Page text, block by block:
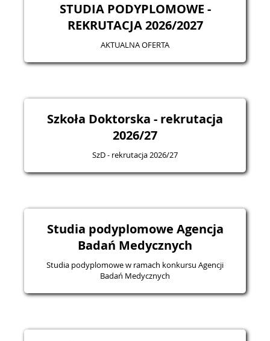
STUDIA PODYPLOMOWE -
REKRUTACJA 2026/2027
AKTUALNA OFERTA
Szkoła Doktorska - rekrutacja
2026/27
SzD - rekrutacja 2026/27
Studia podyplomowe Agencja
Badań Medycznych
Studia podyplomowe w ramach konkursu Agencji
Badań Medycznych